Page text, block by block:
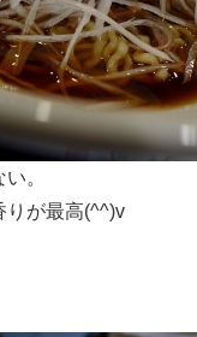
。
りが最高(^^)v